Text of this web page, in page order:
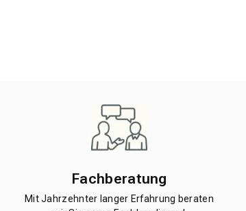
Fachberatung
Mit Jahrzehnter langer Erfahrung beraten